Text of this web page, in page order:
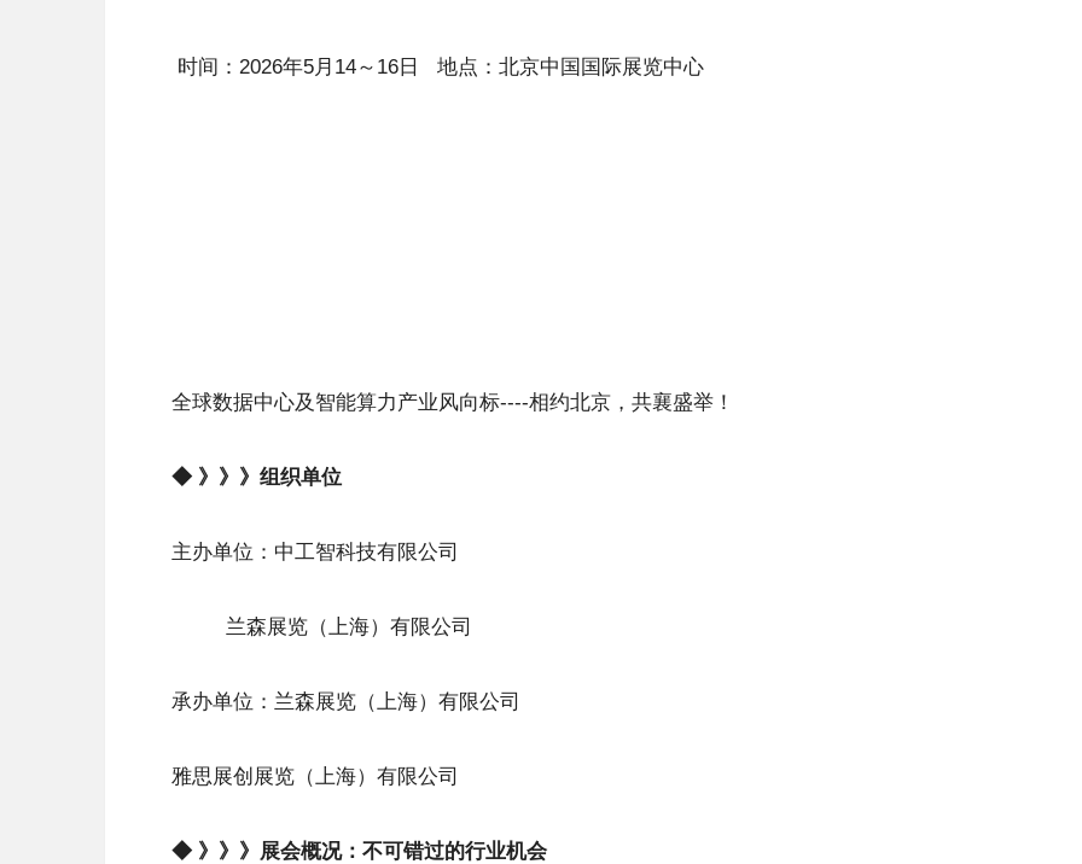
时间：2026年5月14～16日 地点： 北京中国国际展览中心
全球数据中心及智能算力产业风向标----相约北京，共襄盛举！
◆ 》》》组织单位
主办单位：中工智科技有限公司
兰森展览（上海）有限公司
承办单位：兰森展览（上海）有限公司
雅思展创展览（上海）有限公司
◆ 》》》展会概况：不可错过的行业机会